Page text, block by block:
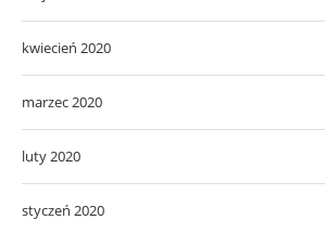
kwiecień 2020
marzec 2020
luty 2020
styczeń 2020